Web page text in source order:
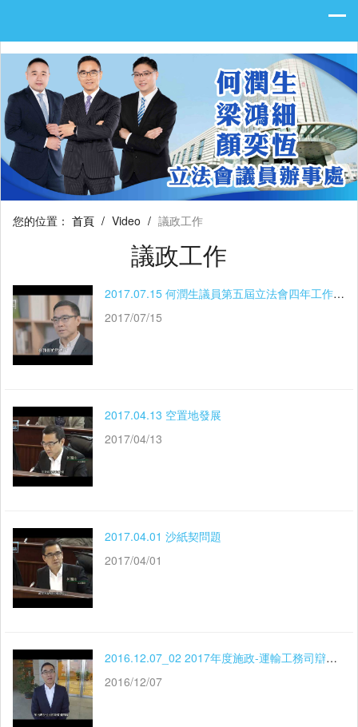
您的位置： 首頁 / Video / 議政工作
議政工作
2017.07.15 何潤生議員第五屆立法會四年工作總結
2017/07/15
2017.04.13 空置地發展
2017/04/13
2017.04.01 沙紙契問題
2017/04/01
2016.12.07_02 2017年度施政-運輸工務司辯論-公共房屋建設質量問題
2016/12/07